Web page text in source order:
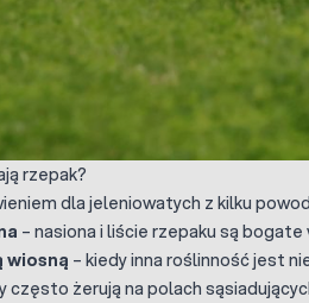
rzepak?
dla jeleniowatych z kilku
– nasiona i liście rzepaku są bogate
wiosną – kiedy inna roślinność jest
często żerują na polach